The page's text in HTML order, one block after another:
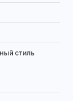
стиль